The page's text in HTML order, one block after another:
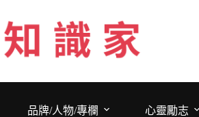
至
主
要
品牌/人物/專欄
心靈勵志